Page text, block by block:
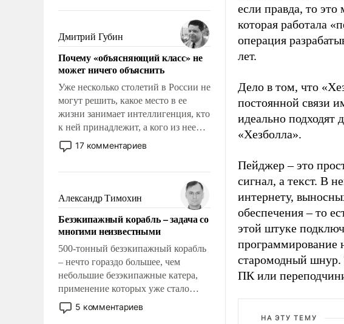
знанием, что мировая политика
имеет свойство заявляться на порог
нашего дома.
Дмитрий Губин
Почему «объясняющий класс» не
может ничего объяснить
Уже несколько столетий в России не
могут решить, какое место в ее
жизни занимает интеллигенция, кто
к ней принадлежит, а кого из нее
исключили с правом
восстановления и без оного. И чем
казалось, что эти вопросы решены
раз и навсегда, но – нет, не решены.
17 комментариев
Александр Тимохин
Безэкипажный корабль – задача со
многими неизвестными
500-тонный безэкипажный корабль
– нечто гораздо большее, чем
небольшие безэкипажные катера,
применение которых уже стало
обыденностью. Задача по созданию
такого корабля очень сложна и
5 комментариев
если правда, то
которая работала
операция
лет.
Дело в том, что
постоянной связи
идеально подходят
«Хезболла».
Пейджер – это
сигнал, а текст. В
интернету,
обеспечения – то
этой штуке
программирование
старомодный шнур.
ПК или
НА ЭТУ ТЕМУ